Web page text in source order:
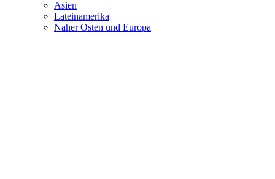
Asien
Lateinamerika
Naher Osten und Europa